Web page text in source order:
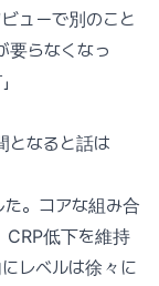
ューで別のこと
要らなくなっ
なると話は
。コアな組み合
CRP低下を維持
レベルは徐々に